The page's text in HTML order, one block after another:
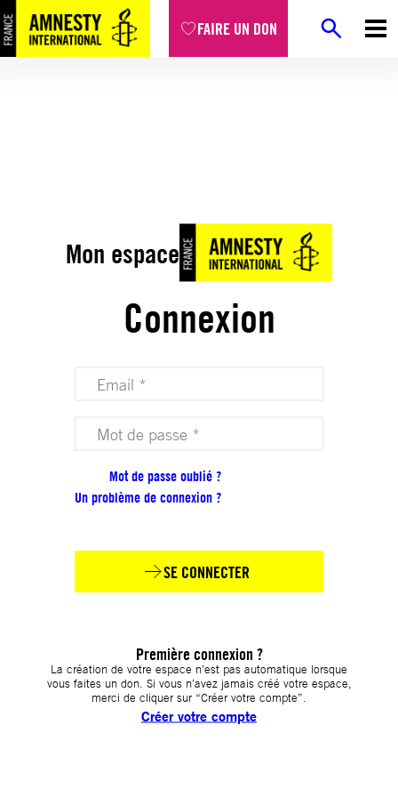
FAIRE UN DON
Mon espace
Connexion
Votre adresse email (obligatoire)
Votre mot de passe (obligatoire)
Mot de passe oublié ?
Un problème de connexion ?
SE CONNECTER
Première connexion ?
La création de votre espace n’est pas automatique lorsque
vous faites un don. Si vous n’avez jamais créé votre espace,
merci de cliquer sur “Créer votre compte”.
Créer votre compte